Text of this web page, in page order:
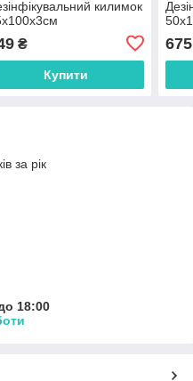
килимок
₴
Купити
675
за рік
18:00